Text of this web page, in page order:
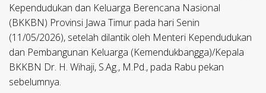
Kependudukan dan Keluarga Berencana Nasional
(BKKBN) Provinsi Jawa Timur pada hari Senin
(11/05/2026), setelah dilantik oleh Menteri Kependudukan
dan Pembangunan Keluarga (Kemendukbangga)/Kepala
BKKBN Dr. H. Wihaji, S.Ag., M.Pd., pada Rabu pekan
sebelumnya.